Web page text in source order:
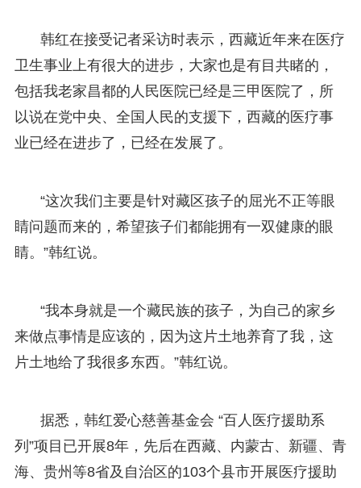
韩红在接受记者采访时表示，西藏近年来在医疗
卫生事业上有很大的进步，大家也是有目共睹的，
包括我老家昌都的人民医院已经是三甲医院了，所
以说在党中央、全国人民的支援下，西藏的医疗事
业已经在进步了，已经在发展了。
“这次我们主要是针对藏区孩子的屈光不正等眼
睛问题而来的，希望孩子们都能拥有一双健康的眼
睛。”韩红说。
“我本身就是一个藏民族的孩子，为自己的家乡
来做点事情是应该的，因为这片土地养育了我，这
片土地给了我很多东西。”韩红说。
据悉，韩红爱心慈善基金会 “百人医疗援助系
列”项目已开展8年，先后在西藏、内蒙古、新疆、青
海、贵州等8省及自治区的103个县市开展医疗援助